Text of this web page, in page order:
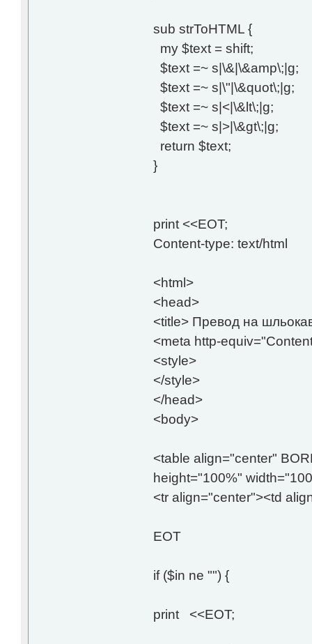
sub strToHTML {
my $text = shift;
$text =~ s|\&|\&amp\;|g;
$text =~ s|\"|\&quot\;|g;
$text =~ s|<|\&lt\;|g;
$text =~ s|>|\&gt\;|g;
return $text;
}
print <<EOT;
Content-type: text/html
<html>
<head>
<title> Превод на
<meta http-
<style>
</style>
</head>
<body>
<table align="center"
height="100%"
<tr align="center"><td
EOT
if ($in ne "") {
print <<EOT;